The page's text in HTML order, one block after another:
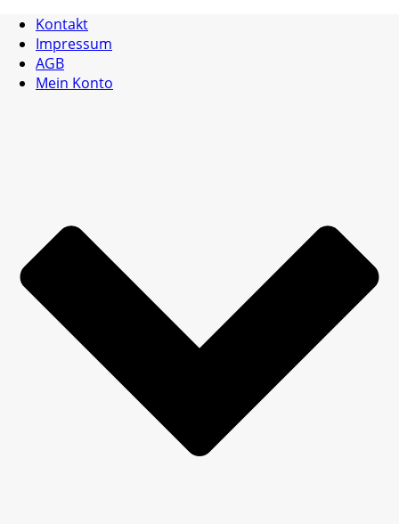
Kontakt
Impressum
AGB
Mein Konto